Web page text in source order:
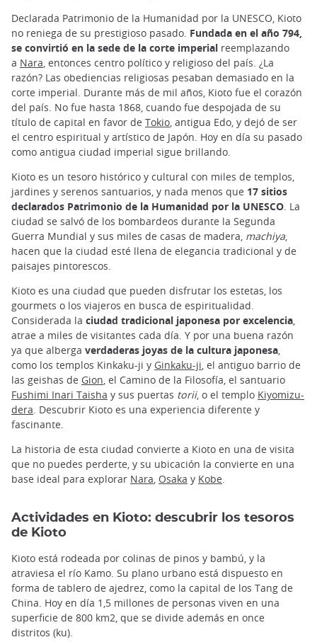
Declarada Patrimonio de la Humanidad por la UNESCO, Kioto
no reniega de su prestigioso pasado. Fundada en el año 794,
se convirtió en la sede de la corte imperial reemplazando
a Nara, entonces centro político y religioso del país. ¿La
razón? Las obediencias religiosas pesaban demasiado en la
corte imperial. Durante más de mil años, Kioto fue el corazón
del país. No fue hasta 1868, cuando fue despojada de su
título de capital en favor de Tokio, antigua Edo, y dejó de ser
el centro espiritual y artístico de Japón. Hoy en día su pasado
como antigua ciudad imperial sigue brillando.
Kioto es un tesoro histórico y cultural con miles de templos,
jardines y serenos santuarios, y nada menos que 17 sitios
declarados Patrimonio de la Humanidad por la UNESCO. La
ciudad se salvó de los bombardeos durante la Segunda
Guerra Mundial y sus miles de casas de madera, machiya,
hacen que la ciudad esté llena de elegancia tradicional y de
paisajes pintorescos.
Kioto es una ciudad que pueden disfrutar los estetas, los
gourmets o los viajeros en busca de espiritualidad.
Considerada la ciudad tradicional japonesa por excelencia,
atrae a miles de visitantes cada día. Y por una buena razón
ya que alberga verdaderas joyas de la cultura japonesa,
como los templos Kinkaku-ji y Ginkaku-ji, el antiguo barrio de
las geishas de Gion, el Camino de la Filosofía, el santuario
Fushimi Inari Taisha y sus puertas torii, o el templo Kiyomizu-
dera. Descubrir Kioto es una experiencia diferente y
fascinante.
La historia de esta ciudad convierte a Kioto en una de visita
que no puedes perderte, y su ubicación la convierte en una
base ideal para explorar Nara, Osaka y Kobe.
Actividades en Kioto: descubrir los tesoros
de Kioto
Kioto está rodeada por colinas de pinos y bambú, y la
atraviesa el río Kamo. Su plano urbano está dispuesto en
forma de tablero de ajedrez, como la capital de los Tang de
China. Hoy en día 1,5 millones de personas viven en una
superficie de 800 km2, que se divide además en once
distritos (ku).